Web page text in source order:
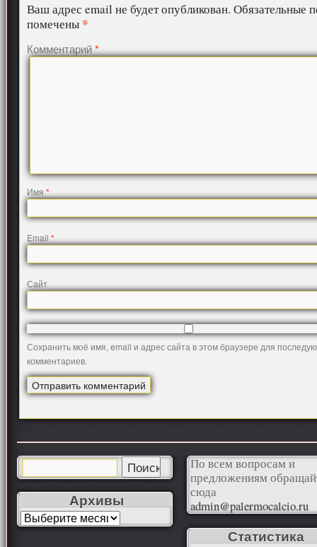
Ваш адрес email не будет опубликован. Обязательные
помечены *
Комментарий*
Имя*
Email*
Сайт
Сохранить моё имя, email и адрес сайта в этом браузере для
комментариев.
Архивы
По всем вопросам и
предложениям
сюда
admin@palermocalcio.ru
Статистика